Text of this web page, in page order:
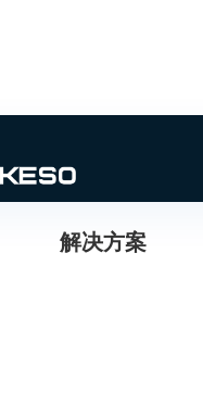
解决方案